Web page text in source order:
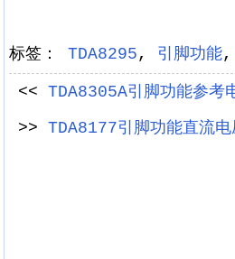
标签： TDA8295 , 引脚功能,
<< TDA8305A引脚功能参考
>> TDA8177引脚功能直流电